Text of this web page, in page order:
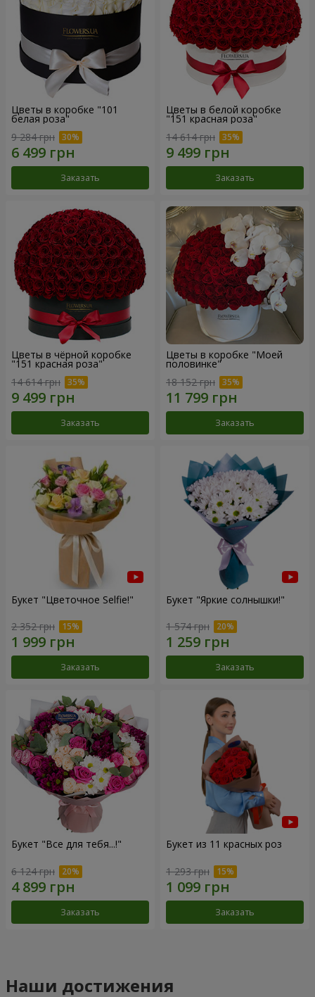
Цветы в коробке "101
белая роза"
9 284 грн
Заказать
Цветы в белой коробке
"151 красная роза"
14 614 грн
Заказать
Цветы в чёрной коробке
"151 красная роза"
14 614 грн
Заказать
Цветы в коробке "Моей
половинке"
18 152 грн
Заказать
Букет "Цветочное Selfie!"
2 352 грн
Заказать
Букет "Яркие солнышки!"
1 574 грн
Заказать
Букет "Все для тебя...!"
6 124 грн
Заказать
Букет из 11 красных роз
1 293 грн
Заказать
Наши достижения